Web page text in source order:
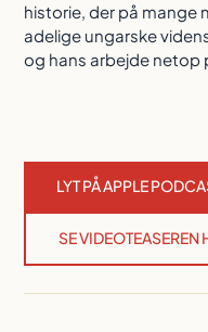
historie, der på mange
adelige ungarske
og hans arbejde netop
LYT PÅ APPLE
SE VIDEOTEASEREN